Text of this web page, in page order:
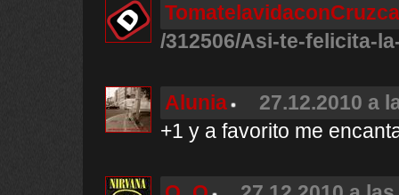
/312506/Asi-te-felicita-
Alunia
27.12.2010 a
+1 y a favorito me